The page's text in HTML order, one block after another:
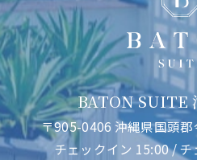
BATON SUITE
〒905-0406 沖縄県国頭
チェックイン 15:00 /